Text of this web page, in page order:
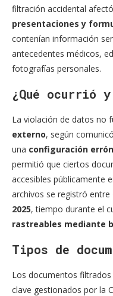
filtración accidental
presentaciones y
contenían información
antecedentes médicos,
fotografías personales.
¿Qué ocurrió y
La violación de datos no
externo, según
una configuración
permitió que ciertos
accesibles públicamente
archivos se registró entre
2025, tiempo durante el
rastreables mediante
Tipos de
Los documentos
clave gestionados por la